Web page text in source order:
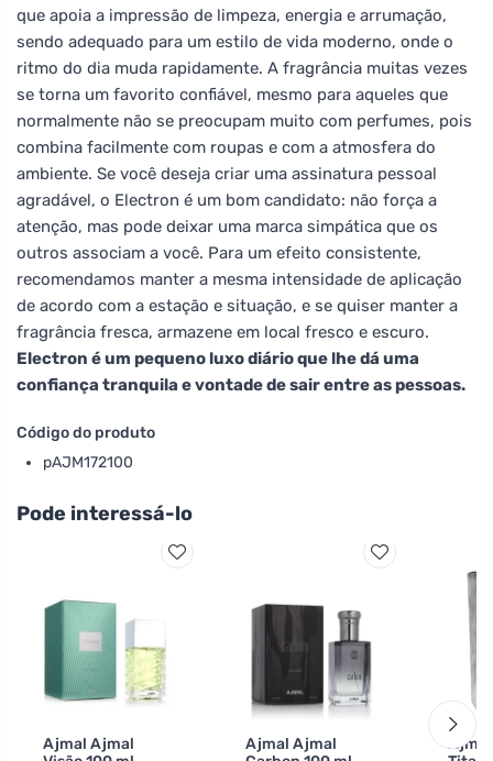
que apoia a impressão de limpeza, energia e arrumação,
sendo adequado para um estilo de vida moderno, onde o
ritmo do dia muda rapidamente. A fragrância muitas vezes
se torna um favorito confiável, mesmo para aqueles que
normalmente não se preocupam muito com perfumes, pois
combina facilmente com roupas e com a atmosfera do
ambiente. Se você deseja criar uma assinatura pessoal
agradável, o Electron é um bom candidato: não força a
atenção, mas pode deixar uma marca simpática que os
outros associam a você. Para um efeito consistente,
recomendamos manter a mesma intensidade de aplicação
de acordo com a estação e situação, e se quiser manter a
fragrância fresca, armazene em local fresco e escuro.
Electron é um pequeno luxo diário que lhe dá uma
confiança tranquila e vontade de sair entre as pessoas.
Código do produto
pAJM172100
Pode interessá-lo
Ajmal Ajmal
Ajmal Ajmal